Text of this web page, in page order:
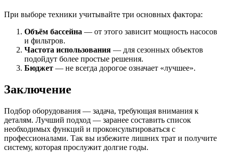
При выборе техники учитывайте три основных фактора:
Объём бассейна — от этого зависит мощность насосов
и фильтров.
Частота использования — для сезонных объектов
подойдут более простые решения.
Бюджет — не всегда дорогое означает «лучшее».
Заключение
Подбор оборудования — задача, требующая внимания к
деталям. Лучший подход — заранее составить список
необходимых функций и проконсультироваться с
профессионалами. Так вы избежите лишних трат и получите
систему, которая прослужит долгие годы.